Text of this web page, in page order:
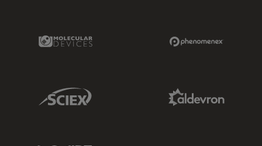
Molecular Devices Link
Sciex Link